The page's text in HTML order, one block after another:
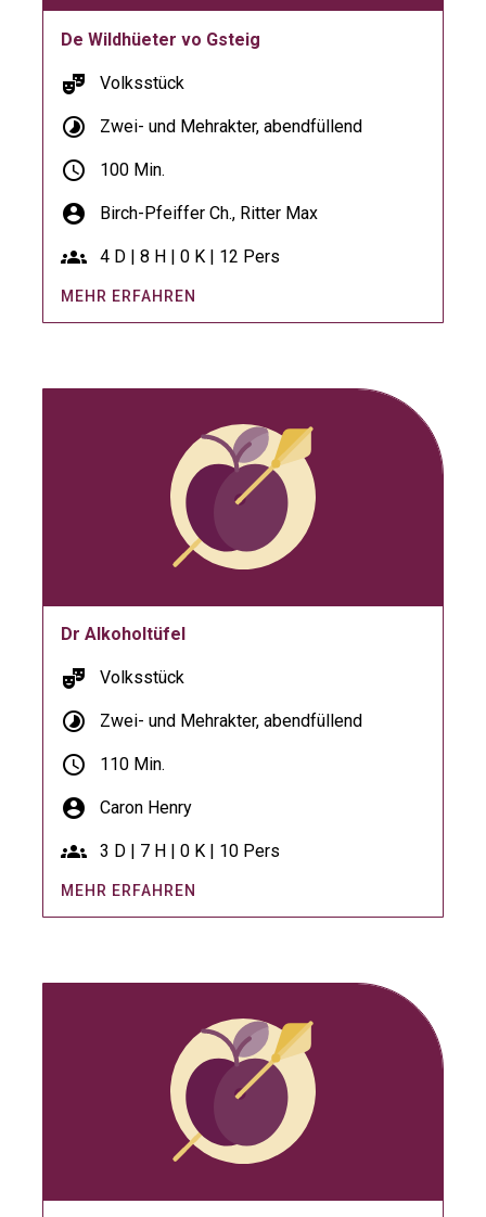
De Wildhüeter vo Gsteig
theater_comedy Volksstück
timelapse Zwei- und Mehrakter, abendfüllend
schedule 100 Min.
account_circle Birch-Pfeiffer Ch.,Ritter Max
groups 4 D | 8 H | 0 K | 12 Pers
MEHR ERFAHREN
Dr Alkoholtüfel
theater_comedy Volksstück
timelapse Zwei- und Mehrakter, abendfüllend
schedule 110 Min.
account_circle Caron Henry
groups 3 D | 7 H | 0 K | 10 Pers
MEHR ERFAHREN